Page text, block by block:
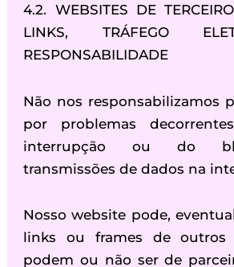
4.2. WEBSITES DE
LINKS, TRÁFEGO
RESPONSABILIDADE
Não nos responsabilizamos
por problemas
interrupção ou do
transmissões de dados na
Nosso website pode,
links ou frames de outros
podem ou não ser de